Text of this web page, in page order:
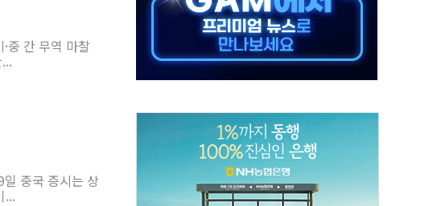
당, 오늘 제주·인천 경선 발표...김민석 '재역전' vs 정청래 '격차 확대'
증시, 고용 쇼크에 금리 인상 우려 후퇴…S&P500 최고치
, 쿡 연준 이사 해임 재추진…"26일까지 의혹 소명" 요구
중 간 무역 마찰
중국 증시는 상
...